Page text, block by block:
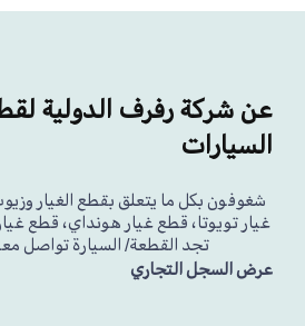
عن شركة رفرف الدولية
السيارات
شغوفون بكل ما يتعلق بقطع الغيار
غيار تويوتا، قطع غيار هونداي، قطع
تجد القطعة/ السيارة تواصل
عرض السجل التجاري